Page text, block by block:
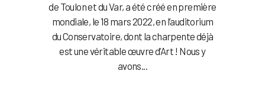
de Toulon et du Var, a été créé en première
mondiale, le 18 mars 2022, en l’auditorium
du Conservatoire, dont la charpente déjà
est une véritable œuvre d’Art ! Nous y
avons...